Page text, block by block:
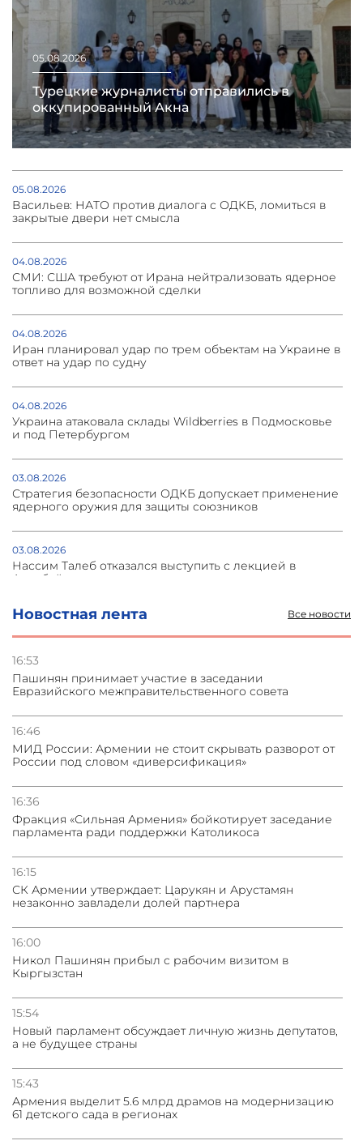
Новостная лента Все новости
16:53
Пашинян принимает участие в заседании
Евразийского межправительственного совета
16:46
МИД России: Армении не стоит скрывать разворот от
России под словом «диверсификация»
16:36
Фракция «Сильная Армения» бойкотирует заседание
парламента ради поддержки Католикоса
16:15
СК Армении утверждает: Царукян и Арустамян
незаконно завладели долей партнера
16:00
Никол Пашинян прибыл с рабочим визитом в
Кыргызстан
15:54
Новый парламент обсуждает личную жизнь депутатов,
а не будущее страны
15:43
Армения выделит 5.6 млрд драмов на модернизацию
61 детского сада в регионах
05.08.2026
Турецкие журналисты отправились в
оккупированный Акна
05.08.2026
Васильев: НАТО против диалога с ОДКБ, ломиться в
закрытые двери нет смысла
04.08.2026
СМИ: США требуют от Ирана нейтрализовать ядерное
топливо для возможной сделки
04.08.2026
Иран планировал удар по трем объектам на Украине в
ответ на удар по судну
04.08.2026
Украина атаковала склады Wildberries в Подмосковье
и под Петербургом
03.08.2026
Стратегия безопасности ОДКБ допускает применение
ядерного оружия для защиты союзников
03.08.2026
Нассим Талеб отказался выступить с лекцией в
Азербайджане
31.07.2026
Сотрудничество и очереди – детали визита главы
31.07.2026
31.07.2026
условии прекращения огня